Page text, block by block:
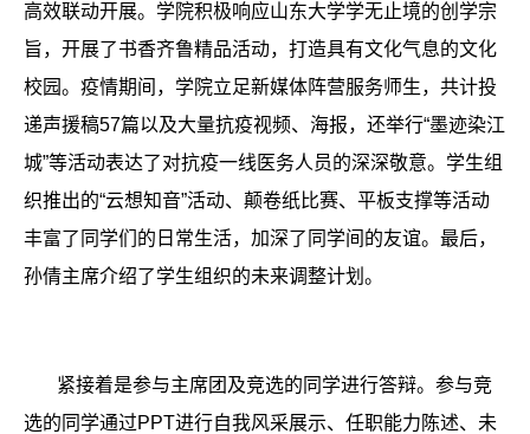
高效联动开展。学院积极响应山东大学学无止境的创学宗
旨，开展了书香齐鲁精品活动，打造具有文化气息的文化
校园。疫情期间，学院立足新媒体阵营服务师生，共计投
递声援稿57篇以及大量抗疫视频、海报，还举行“墨迹染江
城”等活动表达了对抗疫一线医务人员的深深敬意。学生组
织推出的“云想知音”活动、颠卷纸比赛、平板支撑等活动
丰富了同学们的日常生活，加深了同学间的友谊。最后，
孙倩主席介绍了学生组织的未来调整计划。
紧接着是参与主席团及竞选的同学进行答辩。参与竞
选的同学通过PPT进行自我风采展示、任职能力陈述、未